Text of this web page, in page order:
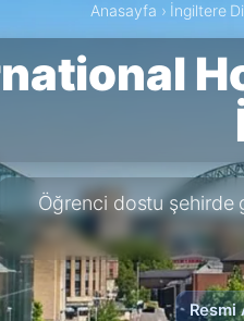
Anasayfa › İngiltere
Öğrenci dostu şehirde
Resmi